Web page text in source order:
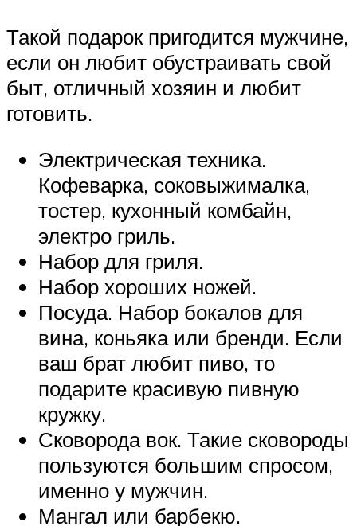
Такой подарок пригодится мужчине,
если он любит обустраивать свой
быт, отличный хозяин и любит
готовить.
Электрическая техника.
Кофеварка, соковыжималка,
тостер, кухонный комбайн,
электро гриль.
Набор для гриля.
Набор хороших ножей.
Посуда. Набор бокалов для
вина, коньяка или бренди. Если
ваш брат любит пиво, то
подарите красивую пивную
кружку.
Сковорода вок. Такие сковороды
пользуются большим спросом,
именно у мужчин.
Мангал или барбекю.